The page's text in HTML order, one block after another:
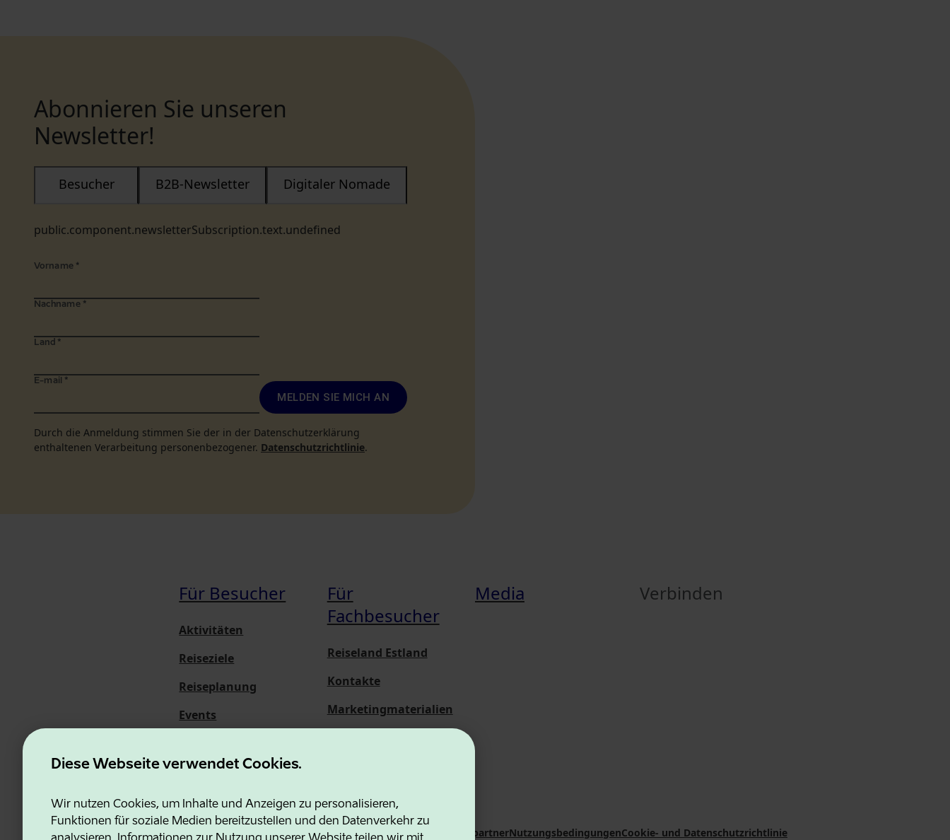
Diese Webseite verwendet Cookies.
Wir nutzen Cookies, um Inhalte und Anzeigen zu personalisieren,
Funktionen für soziale Medien bereitzustellen und den Datenverkehr zu
Abonnieren Sie unseren
Newsletter!
public.component.newsletterSubscription.text.undefined
Besucher B2B-Newsletter Digitaler Nomade
Vorname *
Nachname *
Land *
E-mail *
MELDEN SIE MICH AN
Durch die Anmeldung stimmen Sie der in der Datenschutzerklärung
enthaltenen Verarbeitung personenbezogener. Datenschutzrichtlinie.
Für Besucher
Aktivitäten
Reiseziele
Reiseplanung
Events
Für
Fachbesucher
Reiseland Estland
Kontakte
Marketingmaterialien
Media Verbinden
Estonian Business and Innovation AgencyKontakte KooperationspartnerNutzungsbedingungenCookie- und Datenschutzrichtlinie